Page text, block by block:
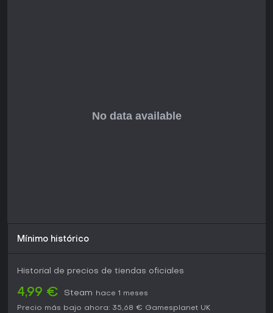
Mínimo histórico
Historial de precios de tiendas oficiales
4,99 € Steam
hace 1 meses
Precio más bajo ahora: 35,68 € Gamesplanet UK